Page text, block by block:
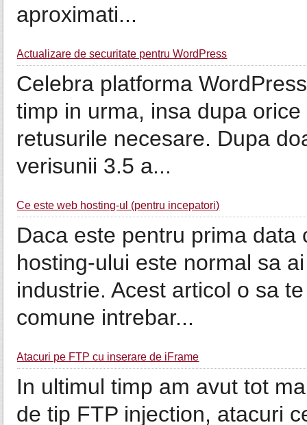
aproximati...
Actualizare de securitate pentru WordPress
Celebra platforma
timp in urma, insa dupa
retusurile necesare. Dupa
verisunii 3.5 a...
Ce este web hosting-ul (pentru incepatori)
Daca este pentru prima
hosting-ului este normal sa
industrie. Acest articol o sa
comune intrebar...
Atacuri pe FTP cu inserare de iFrame
In ultimul timp am avut tot
de tip FTP injection, atacuri